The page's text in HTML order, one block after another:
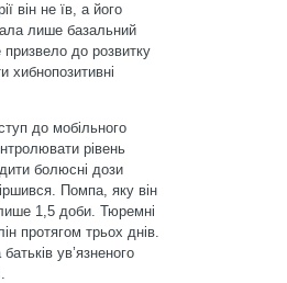
він не їв, а його
лише базальний
до розвитку
хибнопозитивні
до мобільного
рівень
болюсні дози
Помпа, яку він
1,5 доби. Тюремні
протягом трьох днів.
ув’язненого